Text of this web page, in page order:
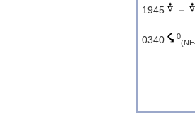
1945
－
0340 0